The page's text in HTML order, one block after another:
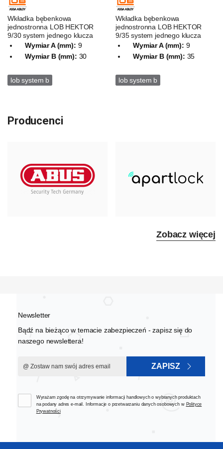
Wkładka bębenkowa
jednostronna LOB HEKTOR
9/30 system jednego klucza
Wymiar A (mm): 9
Wymiar B (mm): 30
lob system b
Wkładka bębenkowa
jednostronna LOB HEKTOR
9/35 system jednego klucza
Wymiar A (mm): 9
Wymiar B (mm): 35
lob system b
Producenci
Zobacz więcej
Newsletter
Bądź na bieżąco w temacie zabezpieczeń - zapisz się do
naszego newslettera!
ZAPISZ
Wyrażam zgodę na otrzymywanie informacji handlowych o wybranych produktach
na podany adres e-mail. Informacje o przetwarzaniu danych osobowych w Polityce
Prywatności